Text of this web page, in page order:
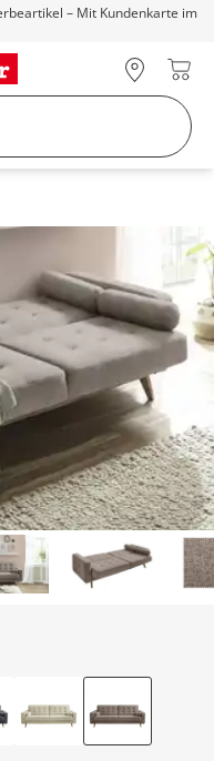
– Mit Kundenkarte im